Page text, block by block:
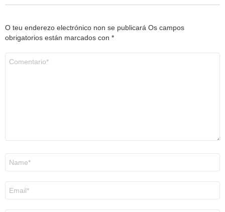
O teu enderezo electrónico non se publicará Os campos
obrigatorios están marcados con *
electrónico
*